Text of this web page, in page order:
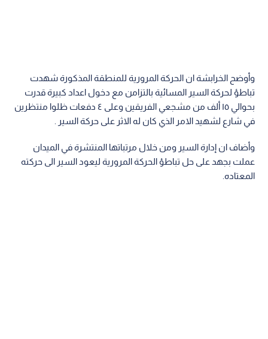
وأوضح الخرابشة ان الحركة المرورية للمنطقة المذكورة شهدت
تباطؤ لحركة السير المسائية بالتزامن مع دخول اعداد كبيرة قدرت
بحوالي ١٥ ألف من مشجعي الفريقين وعلى ٤ دفعات ظلوا منتظرين
في شارع لشهيد الامر الذي كان له الاثر على حركة السير .
وأضاف ان إدارة السير ومن خلال مرتباتها المنتشرة في الميدان
عملت بجهد على حل تباطؤ الحركة المرورية ليعود السير الى حركته
المعتاده.